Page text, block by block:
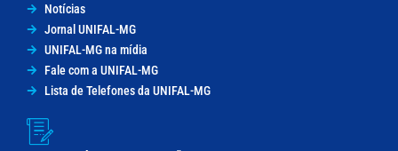
Notícias
Jornal UNIFAL-MG
UNIFAL-MG na mídia
Fale com a UNIFAL-MG
Lista de Telefones da UNIFAL-MG